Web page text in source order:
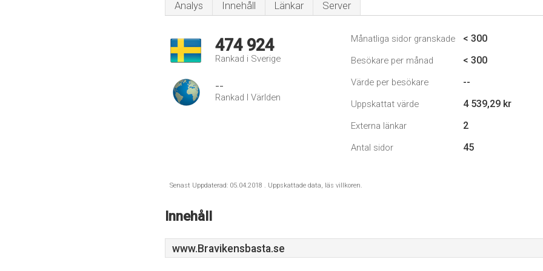
Analys Innehåll Länkar Server
474 924
Rankad i Sverige
--
Rankad I Världen
Månatliga sidor granskade < 300
Besökare per månad < 300
Värde per besökare --
Uppskattat värde 4 539,29 kr
Externa länkar 2
Antal sidor 45
Senast Uppdaterad: 05.04.2018 . Uppskattade data, läs villkoren.
Innehåll
www.Bravikensbasta.se